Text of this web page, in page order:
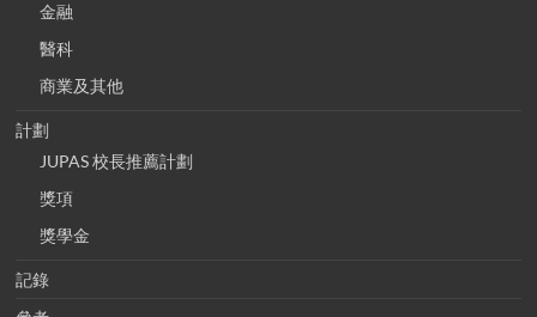
金融
醫科
商業及其他
計劃
JUPAS 校長推薦計劃
獎項
獎學金
記錄